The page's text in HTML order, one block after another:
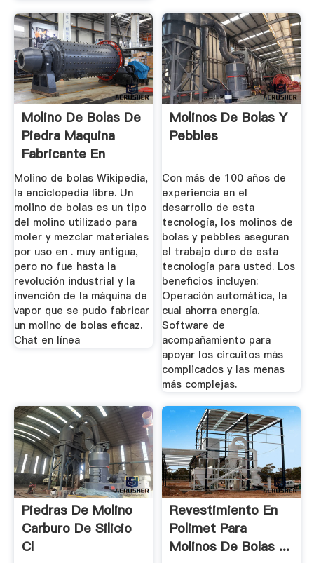
Molino De Bolas De
Piedra Maquina
Fabricante En
Bulgaria
Molino de bolas Wikipedia,
la enciclopedia libre. Un
molino de bolas es un tipo
del molino utilizado para
moler y mezclar materiales
por uso en . muy antigua,
pero no fue hasta la
revolución industrial y la
invención de la máquina de
vapor que se pudo fabricar
un molino de bolas eficaz.
Chat en línea
Molinos De Bolas Y
Pebbles
Con más de 100 años de
experiencia en el
desarrollo de esta
tecnología, los molinos de
bolas y pebbles aseguran
el trabajo duro de esta
tecnología para usted. Los
beneficios incluyen:
Operación automática, la
cual ahorra energía.
Software de
acompañamiento para
apoyar los circuitos más
complicados y las menas
más complejas.
Piedras De Molino
Carburo De Silicio
Cl
Revestimiento En
Polimet Para
Molinos De Bolas ...